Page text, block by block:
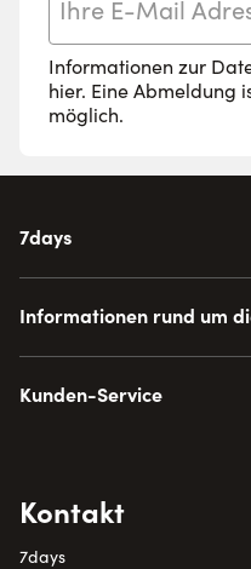
Informationen zur
hier. Eine Abmeldung
möglich.
7days
Informationen rund um
Kunden-Service
Kontakt
7days